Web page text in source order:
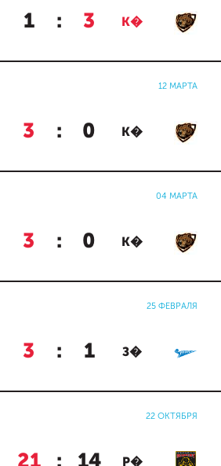
1 : 3 К�
12 МАРТА
3 : 0 К�
04 МАРТА
3 : 0 К�
25 ФЕВРАЛЯ
3 : 1 З�
22 ОКТЯБРЯ
21 : 14 Р�